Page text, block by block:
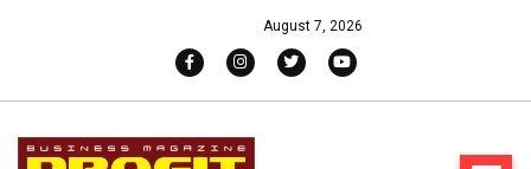
August 7, 2026